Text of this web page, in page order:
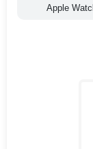
Apple